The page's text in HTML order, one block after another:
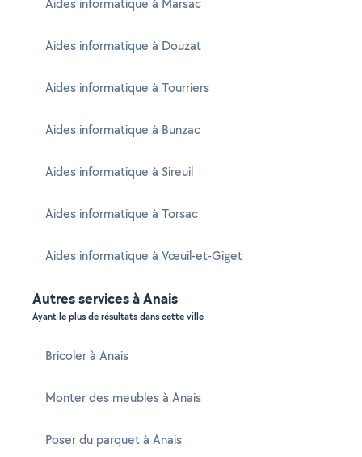
Aides informatique à Marsac
Aides informatique à Douzat
Aides informatique à Tourriers
Aides informatique à Bunzac
Aides informatique à Sireuil
Aides informatique à Torsac
Aides informatique à Vœuil-et-Giget
Autres services à Anais
Ayant le plus de résultats dans cette ville
Bricoler à Anais
Monter des meubles à Anais
Poser du parquet à Anais